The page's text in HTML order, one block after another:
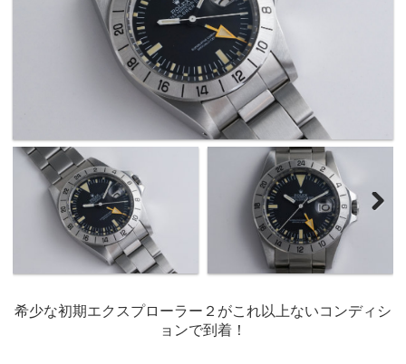
希少な初期エクスプローラー２がこれ以上ないコンディシ
ョンで到着！